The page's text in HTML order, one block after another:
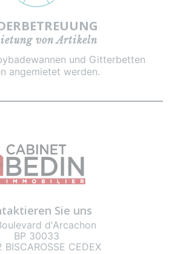
von Artikeln
und Gitterbetten
angemietet werden.
Sie uns
d'Arcachon
BP 30033
CEDEX